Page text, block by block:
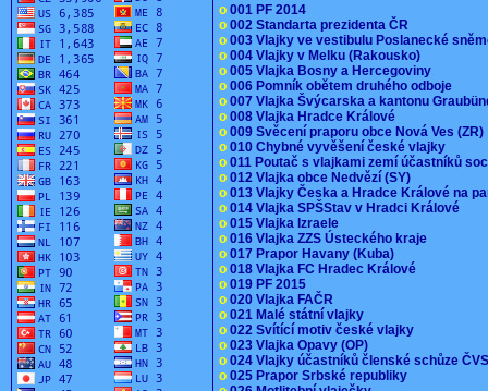
o 001 PF 2014
o 002 Standarta prezidenta ČR
o 003 Vlajky ve vestibulu Poslanecké
o 004 Vlajky v Melku (Rakousko)
o 005 Vlajka Bosny a Hercegoviny
o 006 Pomník obětem druhého odboje
o 007 Vlajka Švýcarska a kantonu
o 008 Vlajka Hradce Králové
o 009 Svěcení praporu obce Nová Ves
o 010 Chybné vyvěšení české vlajky
o 011 Poutač s vlajkami zemí účastníků
o 012 Vlajka obce Nedvězí (SY)
o 013 Vlajky Česka a Hradce Králové na
o 014 Vlajka SPŠStav v Hradci Králové
o 015 Vlajka Izraele
o 016 Vlajka ZZS Ústeckého kraje
o 017 Prapor Havany (Kuba)
o 018 Vlajka FC Hradec Králové
o 019 PF 2015
o 020 Vlajka FAČR
o 021 Malé státní vlajky
o 022 Svítící motiv české vlajky
o 023 Vlajka Opavy (OP)
o 024 Vlajky účastníků členské schůze
o 025 Prapor Srbské republiky